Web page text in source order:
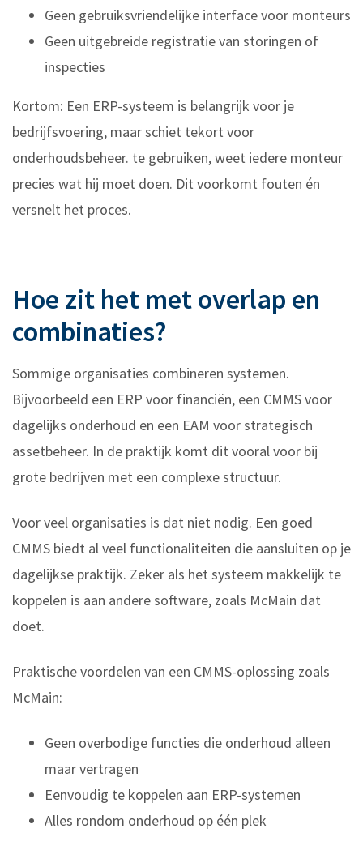
Geen gebruiksvriendelijke interface voor monteurs
Geen uitgebreide registratie van storingen of
inspecties
Kortom: Een ERP-systeem is belangrijk voor je
bedrijfsvoering, maar schiet tekort voor
onderhoudsbeheer. te gebruiken, weet iedere monteur
precies wat hij moet doen. Dit voorkomt fouten én
versnelt het proces.
Hoe zit het met overlap en
combinaties?
Sommige organisaties combineren systemen.
Bijvoorbeeld een ERP voor financiën, een CMMS voor
dagelijks onderhoud en een EAM voor strategisch
assetbeheer. In de praktijk komt dit vooral voor bij
grote bedrijven met een complexe structuur.
Voor veel organisaties is dat niet nodig. Een goed
CMMS biedt al veel functionaliteiten die aansluiten op je
dagelijkse praktijk. Zeker als het systeem makkelijk te
koppelen is aan andere software, zoals McMain dat
doet.
Praktische voordelen van een CMMS-oplossing zoals
McMain:
Geen overbodige functies die onderhoud alleen
maar vertragen
Eenvoudig te koppelen aan ERP-systemen
Alles rondom onderhoud op één plek